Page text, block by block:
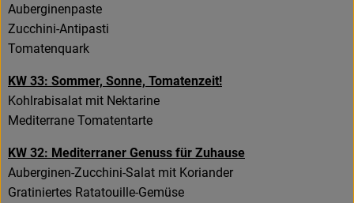
Auberginenpaste
Zucchini-Antipasti
Tomatenquark
KW 33: Sommer, Sonne, Tomatenzeit!
Kohlrabisalat mit Nektarine
Mediterrane Tomatentarte
KW 32: Mediterraner Genuss für Zuhause
Auberginen-Zucchini-Salat mit Koriander
Gratiniertes Ratatouille-Gemüse